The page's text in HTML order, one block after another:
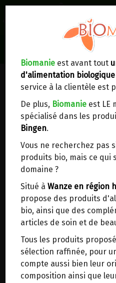
Biomanie est avant tout
d'alimentation biologique
service à la clientèle est
De plus, Biomanie est LE
spécialisé dans les
Bingen.
Vous ne recherchez pas
produits bio, mais ce qui
domaine ?
Situé à Wanze en région
propose des produits
bio, ainsi que des
articles de soin et de
Tous les produits
sélection raffinée, pour
compte aussi bien leur
composition ainsi que
Lieux de réception/
Livraison à
Nous envoyons votre
domicile enBelgique,
Royaume-Uni, Suisse,
Espagne. Pour d'autres
contacter.
Dans un point
En choisissant un Point
distributeur bbox, vous
trajets inutiles. En
contribuez à la
de 30 % en moyenne. Et
réseau de distribution de
toujours une solution
CASERECCE
BIO PROMETEO